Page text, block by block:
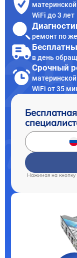
WiFi до 3 лет
ремонт по
в день
Срочный
WiFi от 35
Нажимая на кнопку